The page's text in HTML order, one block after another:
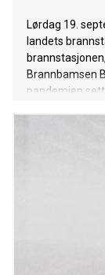
Lørdag 19.
landets
Brannbamsen
pandemien